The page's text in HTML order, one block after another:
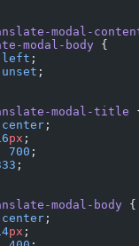
modal-
modal-body {
left ;
unset ;
modal-title
center ;
px ;
700 ;
;
modal-body
{
center ;
px ;